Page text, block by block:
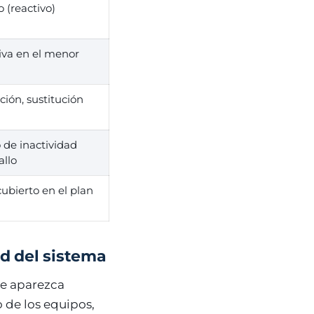
(reactivo)
en el menor
sustitución
inactividad
en el plan
del sistema
aparezca
los equipos,